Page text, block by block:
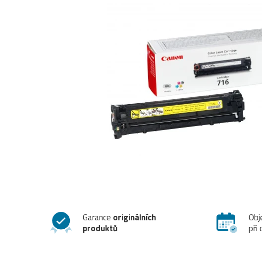
Garance originálních
produktů
při